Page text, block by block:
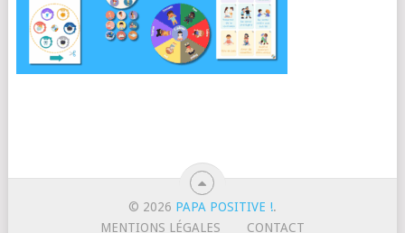
© 2026 PAPA POSITIVE !.
MENTIONS LÉGALES
CONTACT